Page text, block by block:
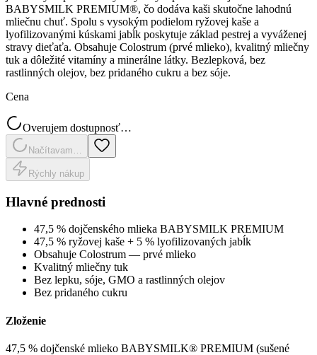
BABYSMILK PREMIUM®, čo dodáva kaši skutočne lahodnú
mliečnu chuť. Spolu s vysokým podielom ryžovej kaše a
lyofilizovanými kúskami jabĺk poskytuje základ pestrej a vyváženej
stravy dieťaťa. Obsahuje Colostrum (prvé mlieko), kvalitný mliečny
tuk a dôležité vitamíny a minerálne látky. Bezlepková, bez
rastlinných olejov, bez pridaného cukru a bez sóje.
Cena
Overujem dostupnosť…
Načítavam…
Rýchly nákup
Hlavné prednosti
47,5 % dojčenského mlieka BABYSMILK PREMIUM
47,5 % ryžovej kaše + 5 % lyofilizovaných jabĺk
Obsahuje Colostrum — prvé mlieko
Kvalitný mliečny tuk
Bez lepku, sóje, GMO a rastlinných olejov
Bez pridaného cukru
Zloženie
47,5 % dojčenské mlieko BABYSMILK® PREMIUM (sušené